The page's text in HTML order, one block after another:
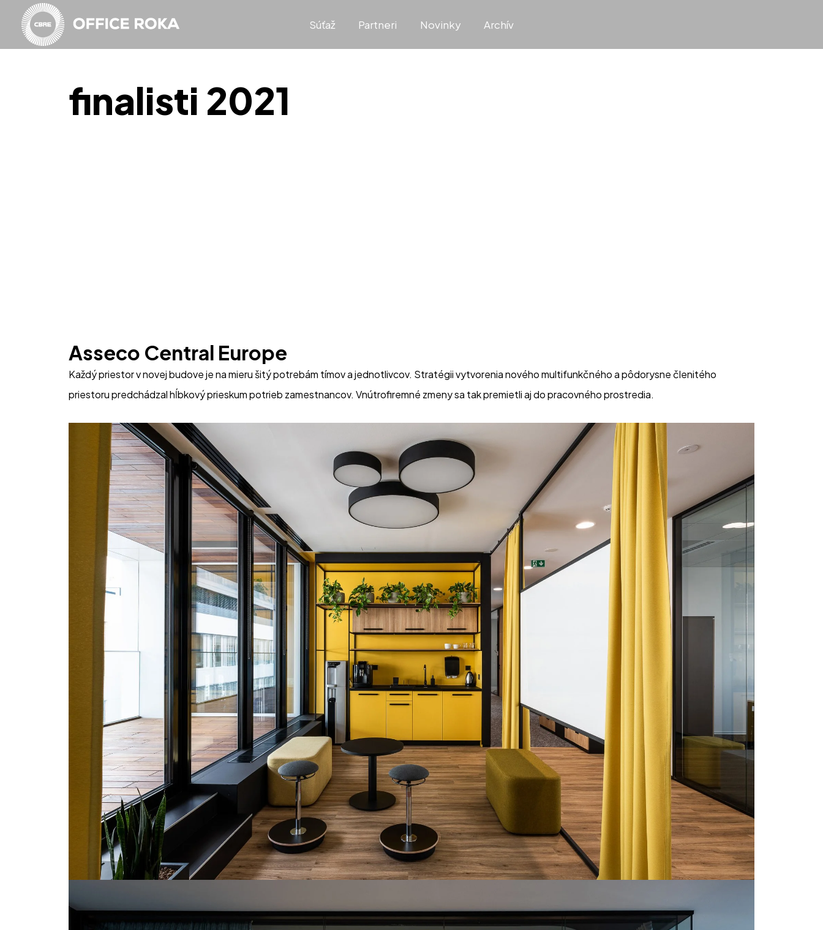
Súťaž Partneri Novinky Archív
finalisti 2021
Asseco Central Europe
Každý priestor v novej budove je na mieru šitý potrebám tímov a jednotlivcov. Stratégii vytvorenia nového multifunkčného a pôdorysne členitého
priestoru predchádzal hĺbkový prieskum potrieb zamestnancov. Vnútrofiremné zmeny sa tak premietli aj do pracovného prostredia.